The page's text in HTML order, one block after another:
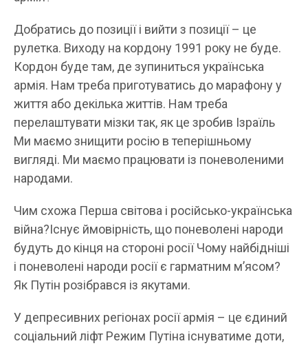
Добратись до позиції і вийти з позиції – це
рулетка. Виходу на кордону 1991 року не буде.
Кордон буде там, де зупиниться українська
армія. Нам треба приготуватись до марафону у
життя або декілька життів. Нам треба
перелаштувати мізки так, як це зробив Ізраїль
Ми маємо знищити росію в теперішньому
вигляді. Ми маємо працювати із поневоленими
народами.
Чим схожа Перша світова і російсько-українська
війна?Існує ймовірність, що поневолені народи
будуть до кінця на стороні росії Чому найбідніші
і поневолені народи росії є гарматним мʼясом?
Як Путін розібрався із якутами.
У депресивних регіонах росії армія – це єдиний
соціальний ліфт Режим Путіна існуватиме доти,